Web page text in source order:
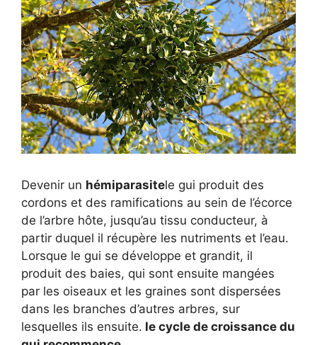
Devenir un hémiparasitele gui produit des
cordons et des ramifications au sein de l’écorce
de l’arbre hôte, jusqu’au tissu conducteur, à
partir duquel il récupère les nutriments et l’eau.
Lorsque le gui se développe et grandit, il
produit des baies, qui sont ensuite mangées
par les oiseaux et les graines sont dispersées
dans les branches d’autres arbres, sur
lesquelles ils ensuite. le cycle de croissance du